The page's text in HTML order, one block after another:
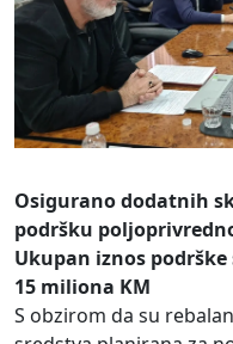
Osigurano dodatnih
podršku
Ukupan iznos
15 miliona KM
S obzirom da su